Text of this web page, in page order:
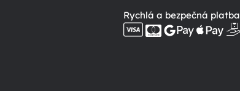
Rychlá a bezpečná platba